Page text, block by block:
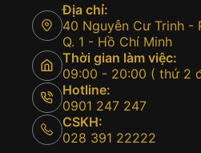
Địa chỉ:
40 Nguyễn Cư Trinh -
Q. 1 - Hồ Chí Minh
Thời gian làm việc:
09:00 - 20:00 ( thứ 2
Hotline:
0901 247 247
CSKH:
028 391 22222